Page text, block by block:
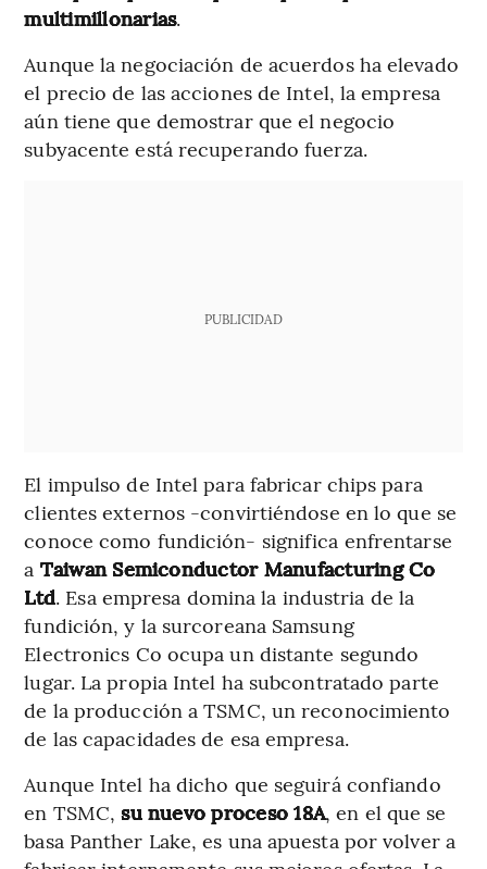
multimillonarias.
Aunque la negociación de acuerdos ha elevado
el precio de las acciones de Intel, la empresa
aún tiene que demostrar que el negocio
subyacente está recuperando fuerza.
PUBLICIDAD
El impulso de Intel para fabricar chips para
clientes externos -convirtiéndose en lo que se
conoce como fundición- significa enfrentarse
a Taiwan Semiconductor Manufacturing Co
Ltd. Esa empresa domina la industria de la
fundición, y la surcoreana Samsung
Electronics Co ocupa un distante segundo
lugar. La propia Intel ha subcontratado parte
de la producción a TSMC, un reconocimiento
de las capacidades de esa empresa.
Aunque Intel ha dicho que seguirá confiando
en TSMC,su nuevo proceso 18A, en el que se
basa Panther Lake, es una apuesta por volver a